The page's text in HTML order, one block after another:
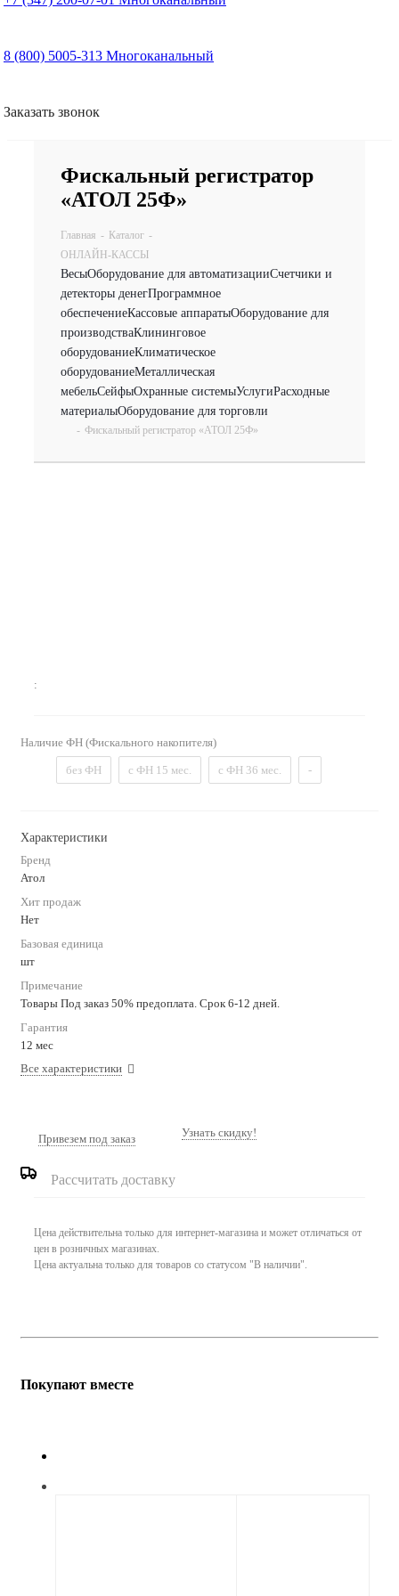
8 (800) 5005-313 Многоканальный
Заказать звонок
Фискальный регистратор
«АТОЛ 25Ф»
Главная - Каталог -
ОНЛАЙН-КАССЫ
ВесыОборудование для автоматизацииСчетчики и
детекторы денегПрограммное
обеспечениеКассовые аппаратыОборудование для
производстваКлининговое
оборудованиеКлиматическое
оборудованиеМеталлическая
мебельСейфыОхранные системыУслугиРасходные
материалыОборудование для торговли
- Фискальный регистратор «АТОЛ 25Ф»
:
Наличие ФН (Фискального накопителя)
без ФН с ФН 15 мес. с ФН 36 мес. -
Характеристики
Бренд
Атол
Хит продаж
Нет
Базовая единица
шт
Примечание
Товары Под заказ 50% предоплата. Срок 6-12 дней.
Гарантия
12 мес
Все характеристики
Привезем под заказ Узнать скидку!
Рассчитать доставку
Цена действительна только для интернет-магазина и может отличаться от
цен в розничных магазинах.
Цена актуальна только для товаров со статусом "В наличии".
Покупают вместе